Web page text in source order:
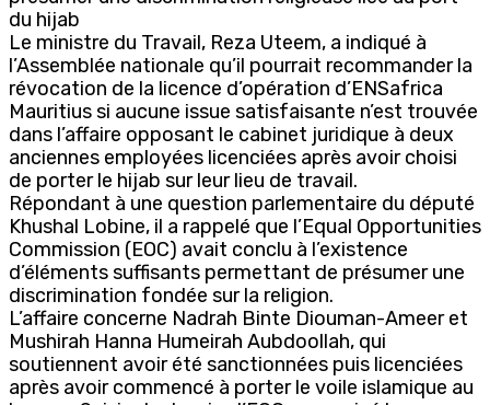
du hijab
Le ministre du Travail, Reza Uteem, a indiqué à
l’Assemblée nationale qu’il pourrait recommander la
révocation de la licence d’opération d’ENSafrica
Mauritius si aucune issue satisfaisante n’est trouvée
dans l’affaire opposant le cabinet juridique à deux
anciennes employées licenciées après avoir choisi
de porter le hijab sur leur lieu de travail.
Répondant à une question parlementaire du député
Khushal Lobine, il a rappelé que l’Equal Opportunities
Commission (EOC) avait conclu à l’existence
d’éléments suffisants permettant de présumer une
discrimination fondée sur la religion.
L’affaire concerne Nadrah Binte Diouman-Ameer et
Mushirah Hanna Humeirah Aubdoollah, qui
soutiennent avoir été sanctionnées puis licenciées
après avoir commencé à porter le voile islamique au